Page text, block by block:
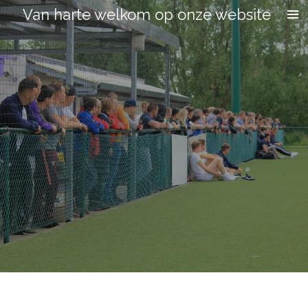
Ga
direct
naar
de
hoofdinhoud
Van harte welkom op onze website